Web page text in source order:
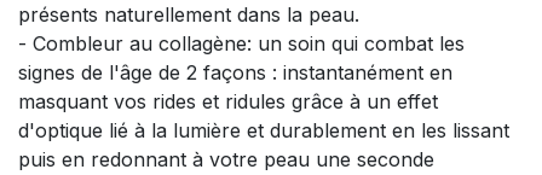
présents naturellement dans la peau.
- Combleur au collagène: un soin qui combat les
signes de l'âge de 2 façons : instantanément en
masquant vos rides et ridules grâce à un effet
d'optique lié à la lumière et durablement en les lissant
puis en redonnant à votre peau une seconde